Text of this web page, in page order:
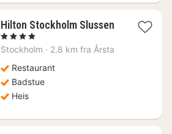
Hilton Stockholm Slussen
1
natt
1368
kr.
, 4 Stjerner
Stockholm · 2.8 km fra Årsta
Restaurant
Badstue
Heis